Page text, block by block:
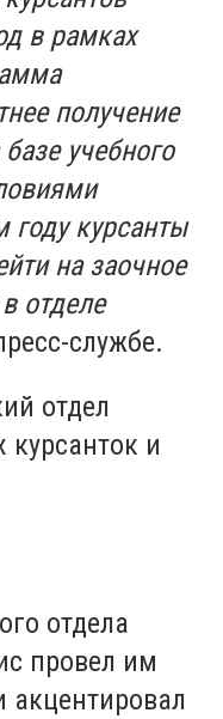
в рамках
получение
учебного
году курсанты
на заочное
отделе
службе.
отдел
и
отдела
провел им
акцентировал